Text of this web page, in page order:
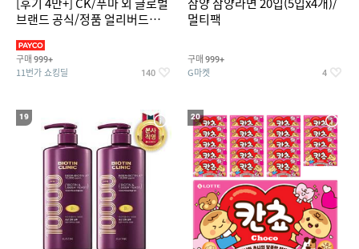
브랜드 공식/정품 얼리버드
구매 999+
11번가 쇼킹딜 140
멀티팩
구매 999+
G마켓 4
19 20